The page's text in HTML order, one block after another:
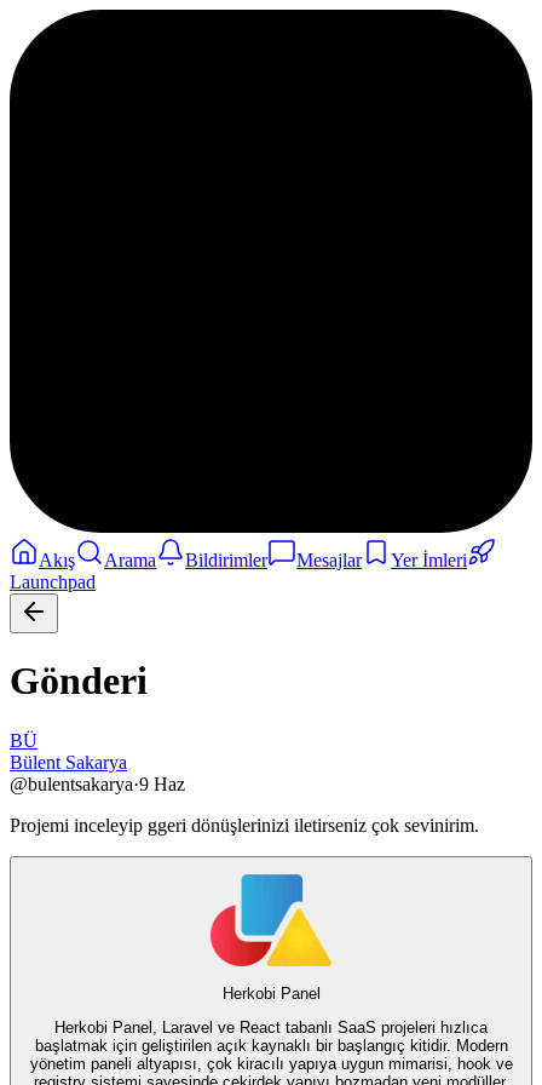
Akış Arama Bildirimler Mesajlar
Yer İmleri
Launchpad
Gönderi
BÜ
Bülent Sakarya
@bulentsakarya·9 Haz
Projemi inceleyip ggeri dönüşlerinizi iletirseniz çok sevinirim.
Herkobi Panel
Herkobi Panel, Laravel ve React tabanlı SaaS projeleri hızlıca
başlatmak için geliştirilen açık kaynaklı bir başlangıç kitidir. Modern
yönetim paneli altyapısı, çok kiracılı yapıya uygun mimarisi, hook ve